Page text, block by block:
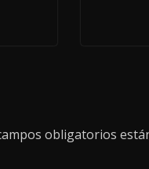
obligatorios